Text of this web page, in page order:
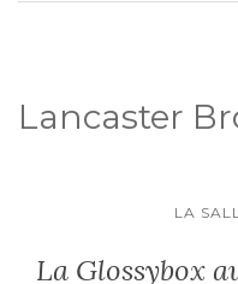
Lancaster
LA
La Glossybox